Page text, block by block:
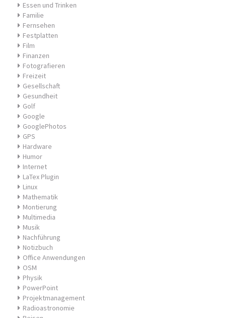
Essen und Trinken
Familie
Fernsehen
Festplatten
Film
Finanzen
Fotografieren
Freizeit
Gesellschaft
Gesundheit
Golf
Google
GooglePhotos
GPS
Hardware
Humor
Internet
LaTex Plugin
Linux
Mathematik
Montierung
Multimedia
Musik
Nachführung
Notizbuch
Office Anwendungen
OSM
Physik
PowerPoint
Projektmanagement
Radioastronomie